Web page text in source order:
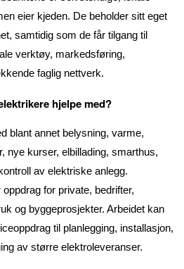
eier kjeden. De beholder sitt eget
samtidig som de får tilgang til
verktøy, markedsføring,
faglig nettverk.
hjelpe med?
blant annet belysning, varme,
nye kurser, elbillading, smarthus,
av elektriske anlegg.
for private, bedrifter,
og byggeprosjekter. Arbeidet kan
til planlegging, installasjon,
av større elektroleveranser.